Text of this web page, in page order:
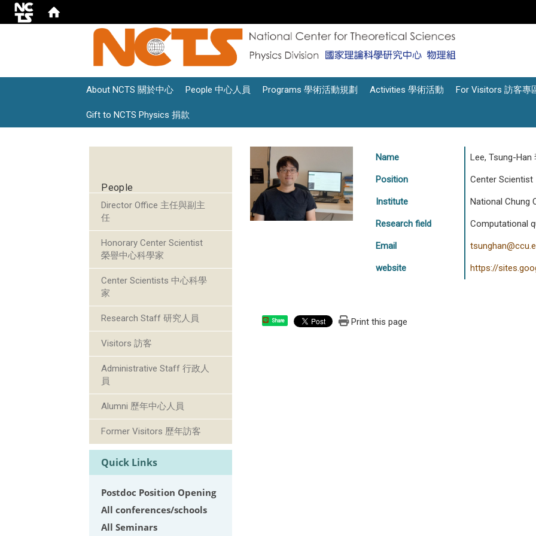
About NCTS 關於中心 People 中心人員 Programs 學術活動規劃 Activities 學術活動 For Visitors 訪客專
Gift to NCTS Physics 捐款
People
Director Office 主任與副主
任
Honorary Center Scientist
榮譽中心科學家
Center Scientists 中心科學
家
Research Staff 研究人員
Visitors 訪客
Administrative Staff 行政人
員
Alumni 歷年中心人員
Former Visitors 歷年訪客
Quick Links
Postdoc Position Opening
All conferences/schools
All Seminars
Name Lee, Tsung-Han
Position Center Scientist
Institute National Chung
Research field Computational
Email
website https://
Share Print this page